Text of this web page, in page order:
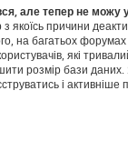
але тепер не можу
якоїсь причини
на багатьох
які
розмір бази
і активніше